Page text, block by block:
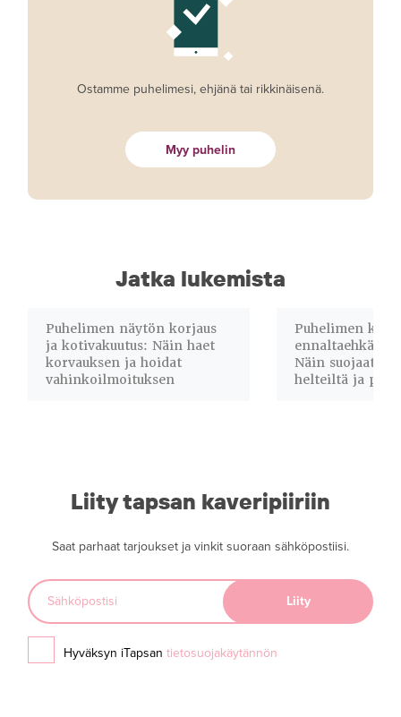
Ostamme puhelimesi, ehjänä tai rikkinäisenä.
Myy puhelin
Jatka lukemista
Puhelimen näytön korjaus
ja kotivakuutus: Näin haet
korvauksen ja hoidat
vahinkoilmoituksen
Puhelimen
Näin suojaat
helteiltä ja
Liity tapsan kaveripiiriin
Saat parhaat tarjoukset ja vinkit suoraan sähköpostiisi.
Hyväksyn iTapsan tietosuojakäytännön